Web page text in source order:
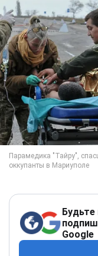
Будьте
Google